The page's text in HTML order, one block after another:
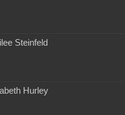
Steinfeld
Hurley